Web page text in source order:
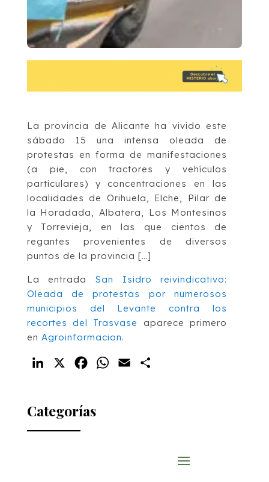
La provincia de Alicante ha vivido este
sábado 15 una intensa oleada de
protestas en forma de manifestaciones
(a pie, con tractores y vehículos
particulares) y concentraciones en las
localidades de Orihuela, Elche, Pilar de
la Horadada, Albatera, Los Montesinos
y Torrevieja, en las que cientos de
regantes provenientes de diversos
puntos de la provincia […]
La entrada San Isidro reivindicativo:
Oleada de protestas por numerosos
municipios del Levante contra los
recortes del Trasvase
aparece primero
en Agroinformacion.
LinkedIn FacebookWhatsApp
Email
Categorías